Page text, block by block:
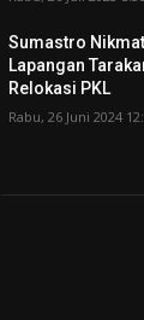
Sumastro
Lapangan
Relokasi PKL
Rabu, 26 Juni 2024